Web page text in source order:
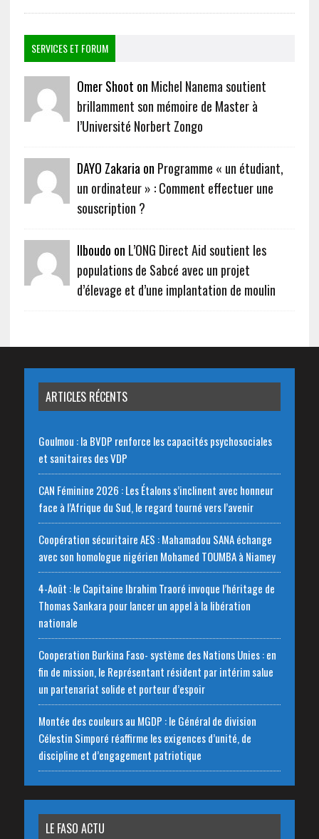
SERVICES ET FORUM
Omer Shoot on Michel Nanema soutient
brillamment son mémoire de Master à
l’Université Norbert Zongo
DAYO Zakaria on Programme « un étudiant,
un ordinateur » : Comment effectuer une
souscription ?
Ilboudo on L’ONG Direct Aid soutient les
populations de Sabcé avec un projet
d’élevage et d’une implantation de moulin
ARTICLES RÉCENTS
Goulmou : la BVDP renforce les capacités psychosociales
et sanitaires des VDP
CAN Féminine 2026 : Les Étalons s’inclinent avec honneur
face à l’Afrique du Sud, le regard tourné vers l’avenir
Coopération sécuritaire AES : Mahamadou SANA échange
avec son homologue nigérien Mohamed TOUMBA à Niamey
4-Août : le Capitaine Ibrahim Traoré invoque l’héritage de
Thomas Sankara pour lancer un appel à la libération
nationale
‎Cooperation Burkina Faso- système des Nations Unies : en
fin de mission, le Représentant résident par intérim salue
un partenariat solide et porteur d’espoir
Montée des couleurs au MGDP : le Général de division
Célestin Simporé réaffirme les exigences d’unité, de
discipline et d’engagement patriotique
LE FASO ACTU